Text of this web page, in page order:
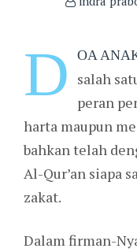
D OA
salah
peran
harta maupun
bahkan telah
Al-Qur’an siapa
zakat.
Dalam firman-